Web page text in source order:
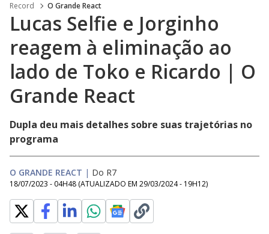
Record O Grande React
Lucas Selfie e Jorginho
reagem à eliminação ao
lado de Toko e Ricardo | O
Grande React
Dupla deu mais detalhes sobre suas trajetórias no
programa
O GRANDE REACT | Do R7
18/07/2023 - 04H48 (ATUALIZADO EM 29/03/2024 - 19H12)